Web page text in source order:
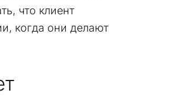
что клиент
когда они делают